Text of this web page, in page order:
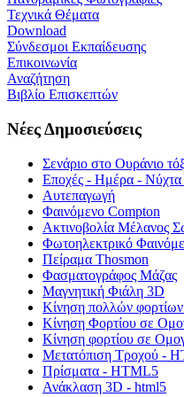
Τεχνικά Θέματα
Download
Σύνδεσμοι Εκπαίδευσης
Επικοινωνία
Αναζήτηση
Βιβλίο Επισκεπτών
Νέες Δημοσιεύσεις
Σενάριο στο Ουράνιο
Εποχές - Ημέρα -
Αυτεπαγωγή
Φαινόμενο Compton
Ακτινοβολία Μέλανος
Φωτοηλεκτρικό
Πείραμα Thosmon
Φασματογράφος Μάζας
Μαγνητική Φιάλη 3D
Κίνηση πολλών
Κίνηση Φορτίου σε
Κίνηση φορτίου σε
Μετατόπιση Τροχού -
Πρίσματα - HTML5
Ανάκλαση 3D - html5